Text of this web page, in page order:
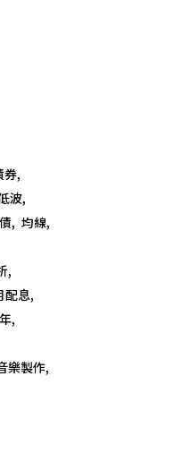
券
波
均線
配息
樂製作
行銷有限公司
Co.,
8595
656